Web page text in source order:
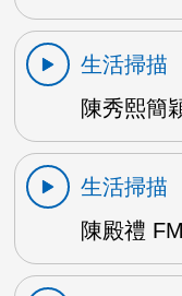
生活掃描
陳秀熙簡
生活掃描
陳殿禮